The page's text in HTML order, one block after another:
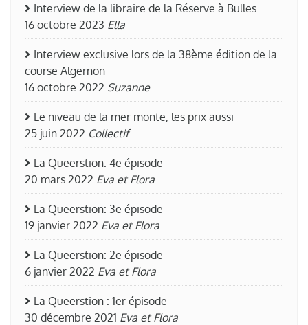
Interview de la libraire de la Réserve à Bulles
16 octobre 2023 Ella
Interview exclusive lors de la 38ème édition de la
course Algernon
16 octobre 2022 Suzanne
Le niveau de la mer monte, les prix aussi
25 juin 2022 Collectif
La Queerstion: 4e épisode
20 mars 2022 Eva et Flora
La Queerstion: 3e épisode
19 janvier 2022 Eva et Flora
La Queerstion: 2e épisode
6 janvier 2022 Eva et Flora
La Queerstion : 1er épisode
30 décembre 2021 Eva et Flora